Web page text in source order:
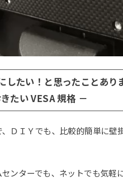
たい！と思ったことあり
たい VESA 規格 －
ＤＩＹでも、比較的簡単に壁
ンターでも、ネットでも気軽